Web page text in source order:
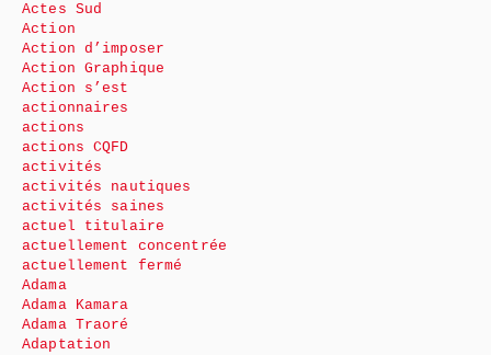
Actes Sud
Action
Action d’imposer
Action Graphique
Action s’est
actionnaires
actions
actions CQFD
activités
activités nautiques
activités saines
actuel titulaire
actuellement concentrée
actuellement fermé
Adama
Adama Kamara
Adama Traoré
Adaptation